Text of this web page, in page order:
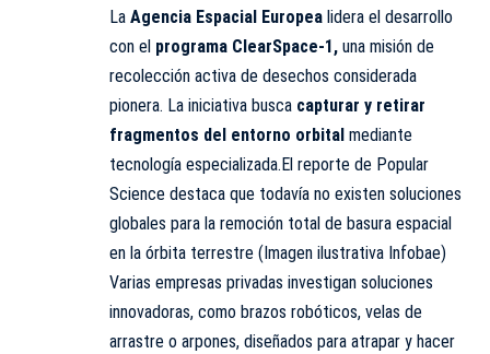
La Agencia Espacial Europea lidera el desarrollo
con el programa ClearSpace-1, una misión de
recolección activa de desechos considerada
pionera. La iniciativa busca capturar y retirar
fragmentos del entorno orbital mediante
tecnología especializada.El reporte de Popular
Science destaca que todavía no existen soluciones
globales para la remoción total de basura espacial
en la órbita terrestre (Imagen ilustrativa Infobae)
Varias empresas privadas investigan soluciones
innovadoras, como brazos robóticos, velas de
arrastre o arpones, diseñados para atrapar y hacer